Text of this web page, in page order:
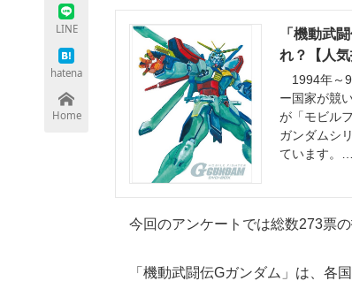
LINE
hatena
Home
「機動武
れ？【人
1994年～
ー国家が競
が「モビル
ガンダムシ
ています。…
今回のアンケートでは総数273票
「機動武闘伝Gガンダム」は、各